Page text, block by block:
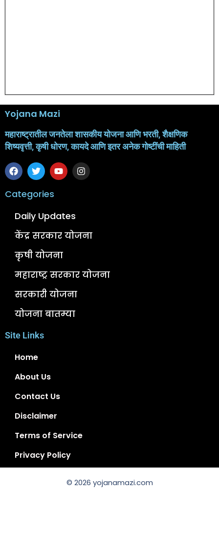
Yojana Mazi
महाराष्ट्रातील जनतेला शासकीय योजना आणि भरती, शैक्षणिक
शिष्यवृत्ती, कृषी धोरण, कायदे आणि इतर अनेक गोष्टींची माहिती
Categories
Daily Updates
केंद्र सरकार योजना
कृषी योजना
महाराष्ट्र सरकार योजना
सरकारी योजना
योजना बातम्या
Site Links
Home
About Us
Contact Us
Disclaimer
Terms of Service
Privacy Policy
© 2026 yojanamazi.com